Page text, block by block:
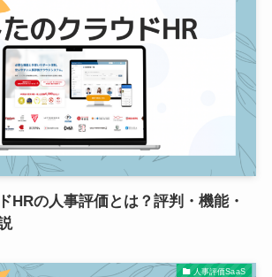
HRの人事評価とは？評判・機能・
人事評価SaaS